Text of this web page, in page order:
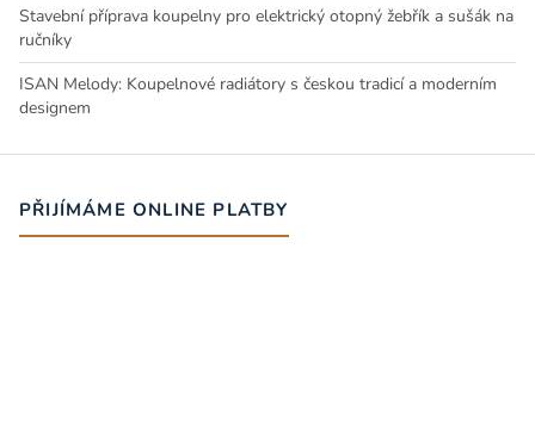
Stavební příprava koupelny pro elektrický otopný žebřík a sušák na
ručníky
ISAN Melody: Koupelnové radiátory s českou tradicí a moderním
designem
PŘIJÍMÁME ONLINE PLATBY